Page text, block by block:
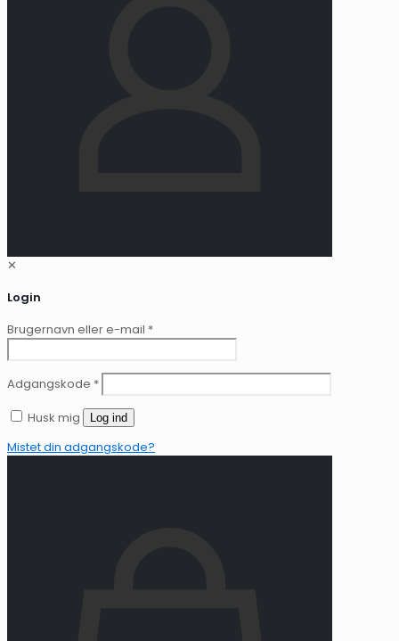
✕
Login
Brugernavn eller e-mail *
Adgangskode *
Husk mig
Log ind
Mistet din adgangskode?